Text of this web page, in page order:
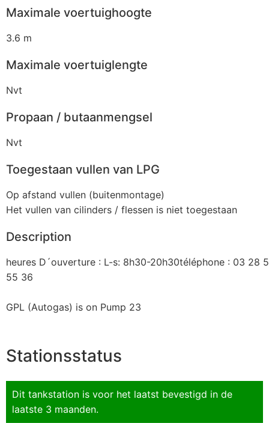
Maximale voertuighoogte
3.6 m
Maximale voertuiglengte
Nvt
Propaan / butaanmengsel
Nvt
Toegestaan vullen van LPG
Op afstand vullen (buitenmontage)
Het vullen van cilinders / flessen is niet toegestaan
Description
heures D´ouverture : L-s: 8h30-20h30téléphone : 03 28
55 36
GPL (Autogas) is on Pump 23
Stationsstatus
Dit tankstation is voor het laatst bevestigd in de
laatste 3 maanden.